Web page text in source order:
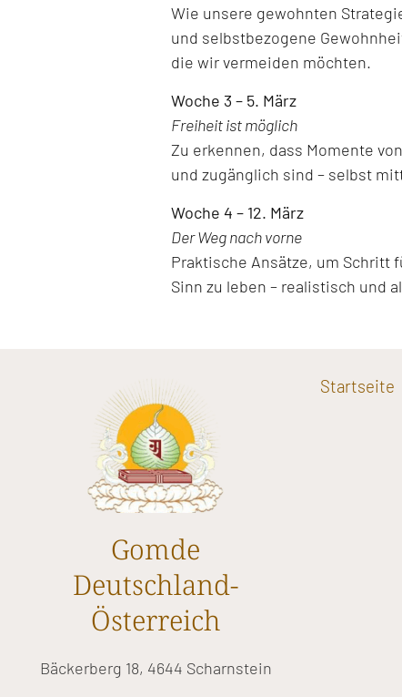
Wie unsere gewohnten
und selbstbezogene
die wir vermeiden möchten.
Woche 3 – 5. März
Freiheit ist möglich
Zu erkennen, dass Momente
und zugänglich sind – selbst
Woche 4 – 12. März
Der Weg nach vorne
Praktische Ansätze, um Schritt
Sinn zu leben – realistisch und
Gomde
Deutschland-
Österreich
Bäckerberg 18, 4644 Scharnstein
Startseite